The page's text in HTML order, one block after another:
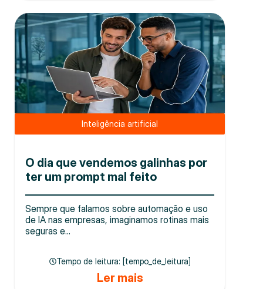
Inteligência artificial
O dia que vendemos galinhas por
ter um prompt mal feito
Sempre que falamos sobre automação e uso
de IA nas empresas, imaginamos rotinas mais
seguras e...
Tempo de leitura: [tempo_de_leitura]
Ler mais